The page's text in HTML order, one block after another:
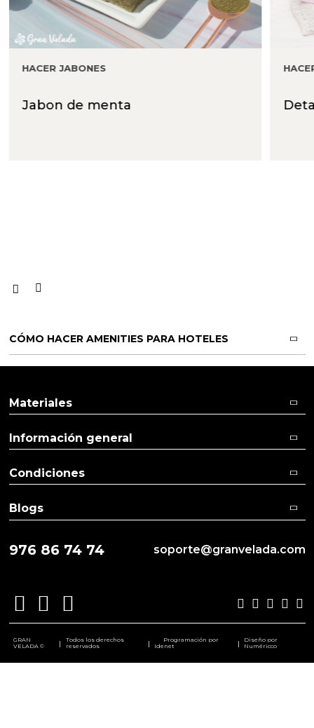
HACER JABONES
Jabon de menta
CÓMO HACER AMENITIES PARA HOTELES
976 86 74 74 soporte@granvelada.com
Materiales
Información general
Condiciones
Blogs
GRAN
VELADA ©
|
Todos los derechos
reservados
|
Programación por
Idenet
|
Diseño por
Numéricco